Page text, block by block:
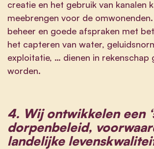
creatie en het gebruik van kanalen
meebrengen voor de
beheer en goede afspraken met
het capteren van water,
exploitatie, … dienen in rekenschap
worden.
4. Wij ontwikkelen een
dorpenbeleid,
landelijke